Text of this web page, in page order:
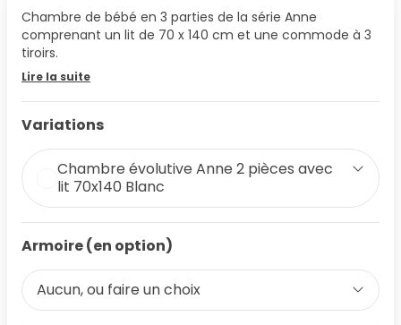
Chambre de bébé en 3 parties de la série Anne
comprenant un lit de 70 x 140 cm et une commode à 3
tiroirs.
Lire la suite
Variations
Chambre évolutive Anne 2 pièces avec
lit 70x140 Blanc
Armoire (en option)
Aucun, ou faire un choix